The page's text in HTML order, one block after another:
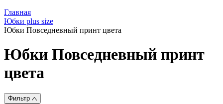
Главная
Юбки plus size
Юбки Повседневный принт цвета
Юбки Повседневный принт
цвета
Фильтр